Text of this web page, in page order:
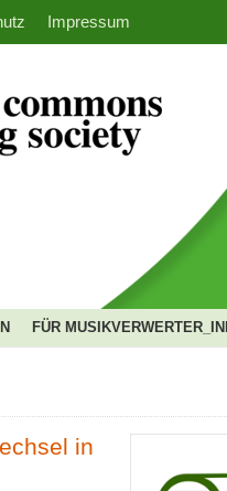
Impressum
FÜR
in